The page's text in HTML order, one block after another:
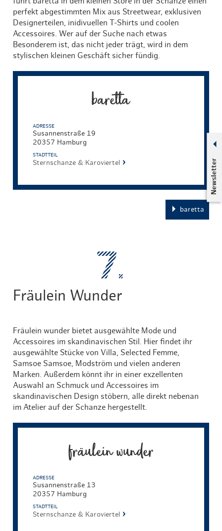
Newsletter
perfekt abgestimmten Mix aus Streetwear, exklusiven
Designerteilen, inidivuellen T-Shirts und coolen
Accessoires. Wer auf der Suche nach etwas
Besonderem ist, das nicht jeder trägt, wird in dem
stylischen kleinen Geschäft sicher fündig.
baretta
ADRESSE
Susannenstraße 19
20357 Hamburg
STADTTEIL
Sternschanze & Karoviertel
baretta
Fräulein Wunder
Fräulein wunder bietet ausgewählte Mode und
Accessoires im skandinavischen Stil. Hier findet ihr
ausgewählte Stücke von Villa, Selected Femme,
Samsoe Samsoe, Modström und vielen anderen
Marken. Außerdem könnt ihr in einer exzellenten
Auswahl an Schmuck und Accessoires im
skandinavischen Design stöbern, alle direkt nebenan
im Atelier auf der Schanze hergestellt.
fräulein wunder
ADRESSE
Susannenstraße 13
20357 Hamburg
STADTTEIL
Sternschanze & Karoviertel